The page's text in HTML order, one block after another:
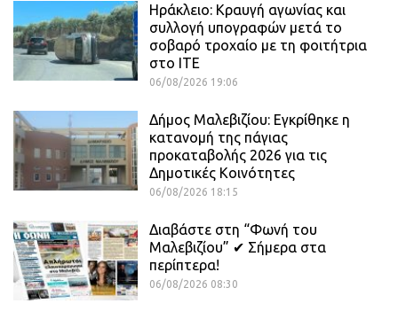
Ηράκλειο: Κραυγή αγωνίας και
συλλογή υπογραφών μετά το
σοβαρό τροχαίο με τη φοιτήτρια
στο ΙΤΕ
06/08/2026 19:06
Δήμος Μαλεβιζίου: Εγκρίθηκε η
κατανομή της πάγιας
προκαταβολής 2026 για τις
Δημοτικές Κοινότητες
06/08/2026 18:15
Διαβάστε στη “Φωνή του
Μαλεβιζίου” ✔ Σήμερα στα
περίπτερα!
06/08/2026 08:30